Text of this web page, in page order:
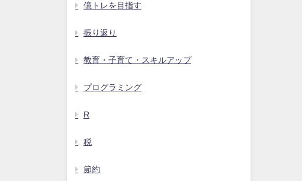
億トレを目指す
振り返り
教育・子育て・スキルアップ
プログラミング
R
税
節約